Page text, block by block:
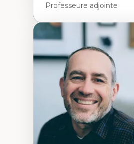
Professeure adjointe
Expertises
Démocratisation des
technologies et
Données ouvertes
Bioart, programmation et
créatives
Histoire sociale et culturelle
technologies numériques
Résistances et droits
Internet des objets
Métavers
Problématiques relatives à
artificielle, l’apprentissage